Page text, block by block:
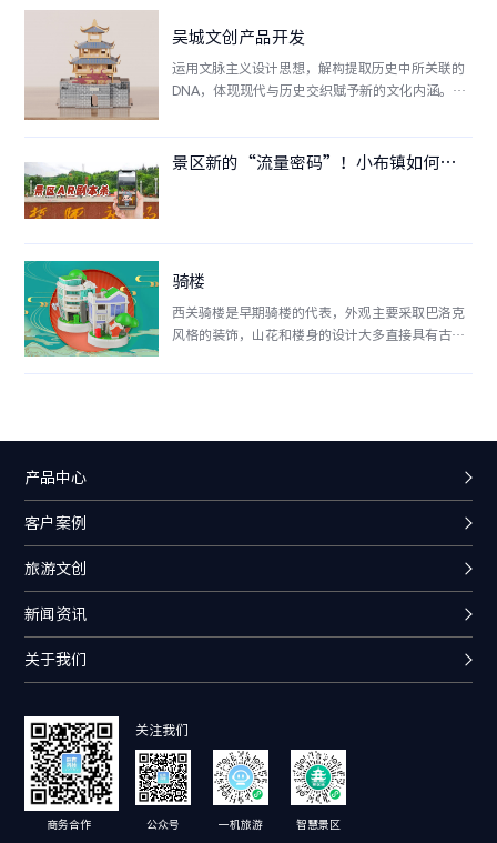
吴城文创产品开发
运用文脉主义设计思想，解构提取历史中所关联的
DNA，体现现代与历史交织赋予新的文化内涵。致
让人对其蕴含的古今、连接时间的力量充满期待。
设计元素上以“候鸟+望湖亭” 候鸟+活字+诗
异。
景区新的“流量密码”！小布镇如何用“AR剧本杀”讲好景区红色故事？
骑楼
西关骑楼是早期骑楼的代表，外观主要采取巴洛克
风格的装饰，山花和楼身的设计大多直接具有古罗
了中国传统建筑的元素，比如墙体多是中式清水砖
产品中心
客户案例
旅游文创
新闻资讯
关于我们
商务合作
关注我们
公众号 一机旅游 智慧景区